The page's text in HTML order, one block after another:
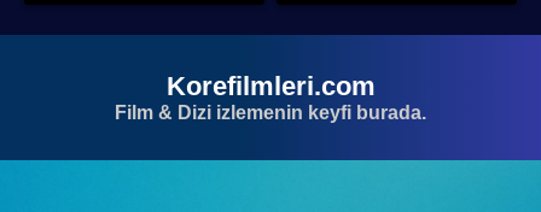
Korefilmleri.com
Film & Dizi izlemenin keyfi burada.